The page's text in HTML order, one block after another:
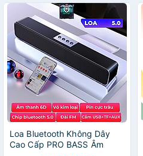
Loa Bluetooth Không Dây
Cao Cấp PRO BASS Âm